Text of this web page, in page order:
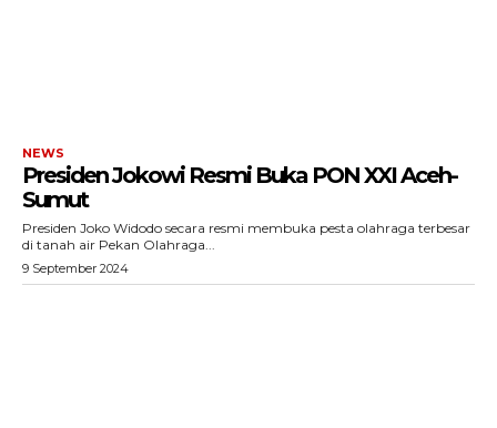
SUBSCRIBE NOW
Menu
NEWS
Presiden Jokowi Resmi Buka PON XXI Aceh-
Sumut
Presiden Joko Widodo secara resmi membuka pesta olahraga terbesar
di tanah air Pekan Olahraga...
9 September 2024